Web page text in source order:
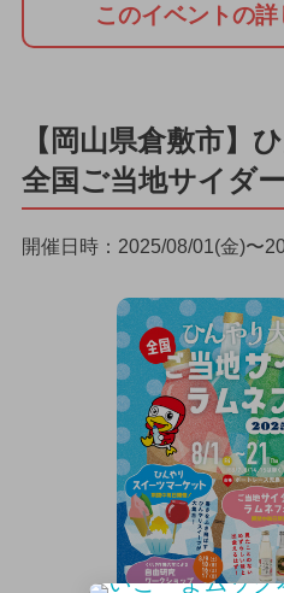
このイベントの
【岡山県倉敷市】
全国ご当地サイダ
開催日時：2025/08/01(金)〜